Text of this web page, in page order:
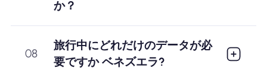
か？
08
旅行中にどれだけのデータが必
要ですか ベネズエラ?